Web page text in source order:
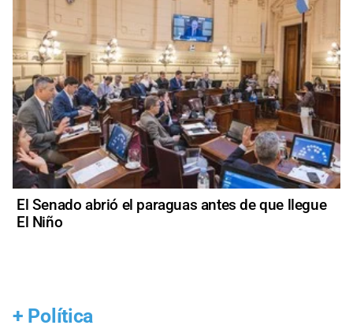
El Senado abrió el paraguas antes de que llegue
El Niño
+ Política